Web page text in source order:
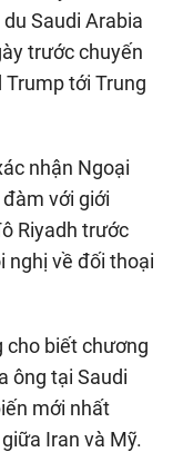
Saudi Arabia
trước chuyến
tới Trung
nhận Ngoại
với giới
Riyadh trước
nghị về đối thoại
cho biết chương
ông tại Saudi
mới nhất
Iran và Mỹ.